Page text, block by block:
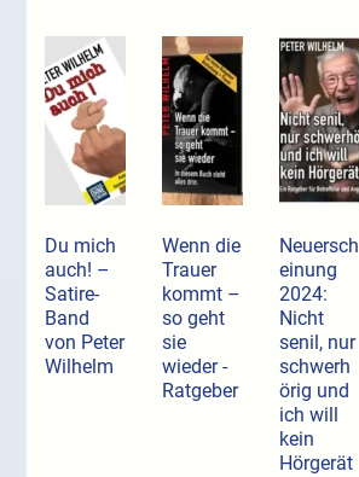
Du mich
auch! –
Satire-
Band
von Peter
Wilhelm
Wenn die
Trauer
kommt –
so geht
sie
wieder -
Ratgeber
Neuersch
einung
2024:
Nicht
senil, nur
schwerh
örig und
ich will
kein
Hörgerät